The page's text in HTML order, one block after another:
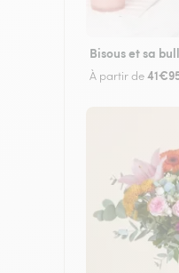
Bisous et sa
À partir de